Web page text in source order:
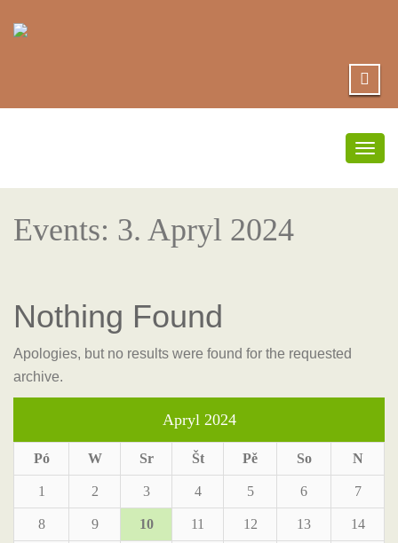
Events: 3. Apryl 2024
Nothing Found
Apologies, but no results were found for the requested
archive.
Apryl 2024
Pó W Sr Št Pě So N
1 2 3 4 5 6 7
8 9 10 11 12 13 14